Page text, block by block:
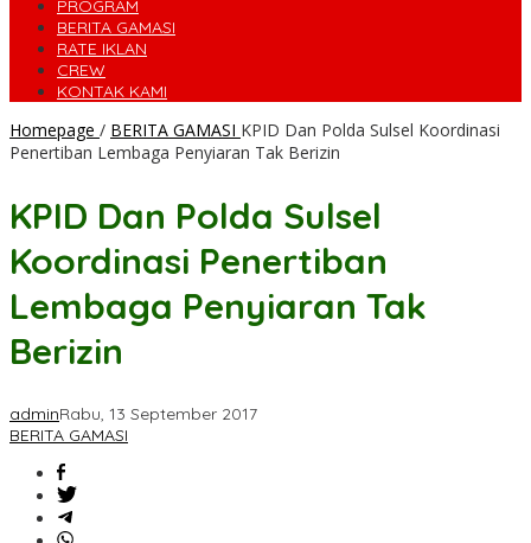
PROGRAM
BERITA GAMASI
RATE IKLAN
CREW
KONTAK KAMI
Homepage / BERITA GAMASI KPID Dan Polda Sulsel Koordinasi
Penertiban Lembaga Penyiaran Tak Berizin
KPID Dan Polda Sulsel
Koordinasi Penertiban
Lembaga Penyiaran Tak
Berizin
adminRabu, 13 September 2017
BERITA GAMASI